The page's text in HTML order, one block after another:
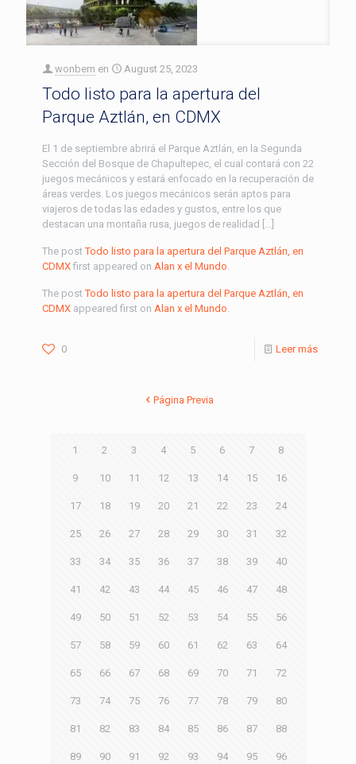
wonbern en August 25, 2023
Todo listo para la apertura del
Parque Aztlán, en CDMX
El 1 de septiembre abrirá el Parque Aztlán, en la Segunda
Sección del Bosque de Chapultepec, el cual contará con 22
juegos mecánicos y estará enfocado en la recuperación de
áreas verdes. Los juegos mecánicos serán aptos para
viajeros de todas las edades y gustos, entre los que
destacan una montaña rusa, juegos de realidad […]
The postTodo listo para la apertura del Parque Aztlán, en
CDMX first appeared on Alan x el Mundo.
The postTodo listo para la apertura del Parque Aztlán, en
CDMX appeared first on Alan x el Mundo.
0 Leer más
Página Previa
1 2 3 4 5 6 7 8
9 10 11 12 13 14 15 16
17 18 19 20 21 22 23 24
25 26 27 28 29 30 31 32
33 34 35 36 37 38 39 40
41 42 43 44 45 46 47 48
49 50 51 52 53 54 55 56
57 58 59 60 61 62 63 64
65 66 67 68 69 70 71 72
73 74 75 76 77 78 79 80
81 82 83 84 85 86 87 88
89 90 91 92 93 94 95 96